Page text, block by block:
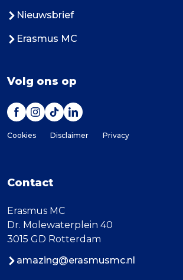
Nieuwsbrief
Erasmus MC
Volg ons op
Cookies Disclaimer Privacy
Contact
Erasmus MC
Dr. Molewaterplein 40
3015 GD Rotterdam
amazing@erasmusmc.nl